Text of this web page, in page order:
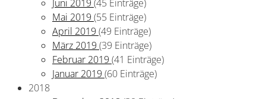
Juni 2019 (45 Einträge)
Mai 2019 (55 Einträge)
April 2019 (49 Einträge)
März 2019 (39 Einträge)
Februar 2019 (41 Einträge)
Januar 2019 (60 Einträge)
2018